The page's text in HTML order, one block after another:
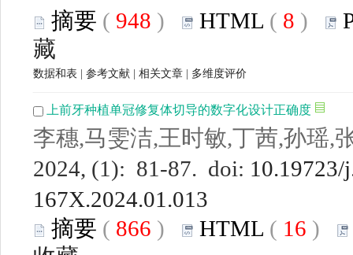
摘要 ( 948 ) HTML ( 8 )
藏
数据和表 参考文献 相关文章 多维度评价
上前牙种植单冠修复体切导的数字化设计正确度
李穗,马雯洁,王时敏,丁茜,孙瑶,
2024, (1): 81-87. doi: 10.19723/
167X.2024.01.013
摘要 ( 866 ) HTML ( 16 )